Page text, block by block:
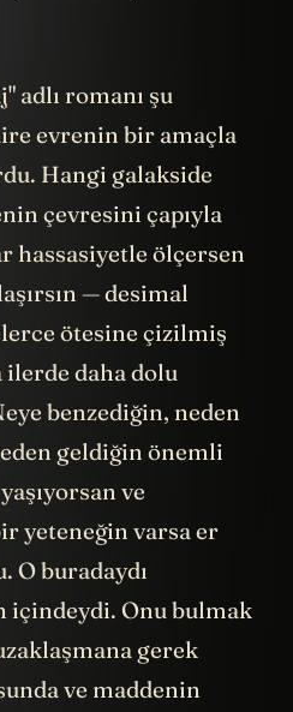
adlı romanı şu
evrenin bir amaçla
Hangi galakside
çevresini çapıyla
hassasiyetle ölçersen
— desimal
ötesine çizilmiş
daha dolu
benzediğin, neden
geldiğin önemli
ve
yeteneğin varsa er
O buradaydı
içindeydi. Onu bulmak
gerek
ve maddenin